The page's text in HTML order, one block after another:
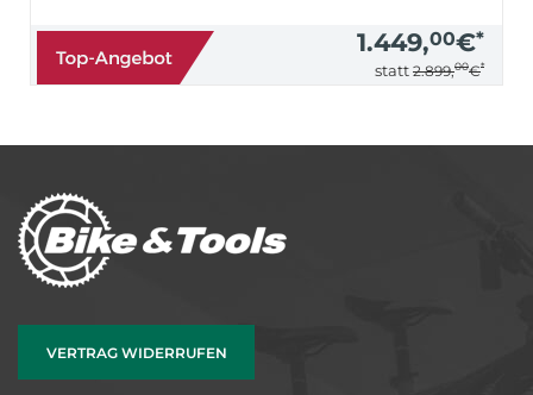
1.449,00€*
statt 2.899,00€*
VERTRAG WIDERRUFEN